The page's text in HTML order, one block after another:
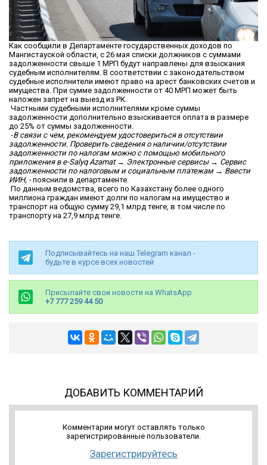
Как сообщили в Департаменте государственных доходов по
Мангистауской области, с 26 мая списки должников с суммами
задолженности свыше 1 МРП будут направлены для взыскания
судебным исполнителям. В соответствии с законодательством
судебные исполнители имеют право на арест банковских счетов и
имущества. При сумме задолженности от 40 МРП может быть
наложен запрет на выезд из РК.
Частными судебными исполнителями кроме суммы
задолженности дополнительно взыскивается оплата в размере
до 25% от суммы задолженности.
-В связи с чем, рекомендуем удостовериться в отсутствии
задолженности. Проверить сведения о наличии/отсутствии
задолженности по налогам можно с помощью мобильного
приложения в e-Salyq Azamat → Электронные сервисы → Сервис
задолженности по налоговым и социальным платежам → Ввести
ИИН, -пояснили в департаменте.
По данным ведомства, всего по Казахстану более одного
миллиона граждан имеют долги по налогам на имущество и
транспорт на общую сумму 29,1 млрд тенге, в том числе по
транспорту на 27,9 млрд тенге.
Подписывайтесь на наш Telegram канал -
будьте в курсе всех новостей
Присылайте свои новости на WhatsApp
+7 777 259 44 50
ДОБАВИТЬ КОММЕНТАРИЙ
Комментарии могут оставлять только
зарегистрированные пользователи.
Зарегистрируйтесь